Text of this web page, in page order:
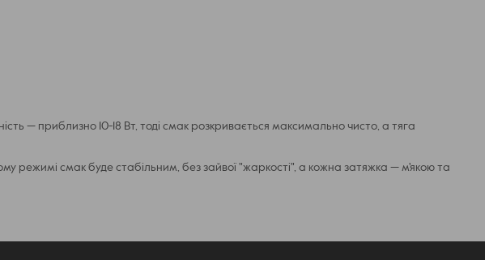
— приблизно 10-18 Вт, тоді смак розкривається максимально чисто, а тяга
режимі смак буде стабільним, без зайвої "жаркості", а кожна затяжка — м'якою та